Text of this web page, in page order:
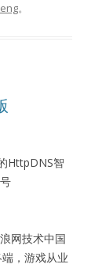
。
HttpDNS智
网技术中国
，游戏从业